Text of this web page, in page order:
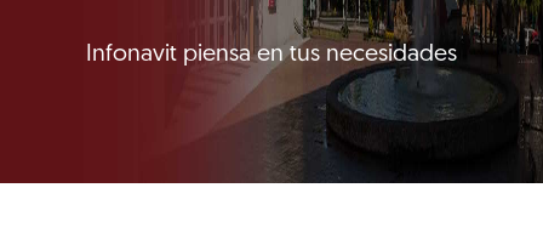
Infonavit piensa en tus necesidades